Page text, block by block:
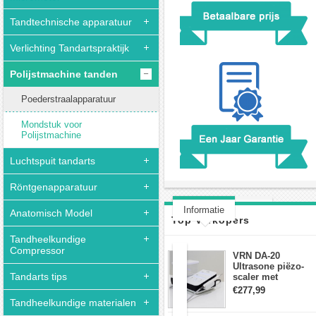
Tandtechnische apparatuur
Verlichting Tandartspraktijk
Polijstmachine tanden
Poederstraalapparatuur
Mondstuk voor
Polijstmachine
Luchtspuit tandarts
Röntgenapparatuur
Anatomisch Model
Tandheelkundige
Compressor
Tandarts tips
Tandheelkundige materialen
Top Verkopers
VRN DA-20
Ultrasone piëzo-
scaler met
waterfles Fit EMS
draadloos
€277,99
Informatie
Refine
iJet
S